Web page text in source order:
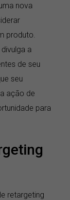
nova
produto.
a
de seu
seu
ação de
para
retargeting